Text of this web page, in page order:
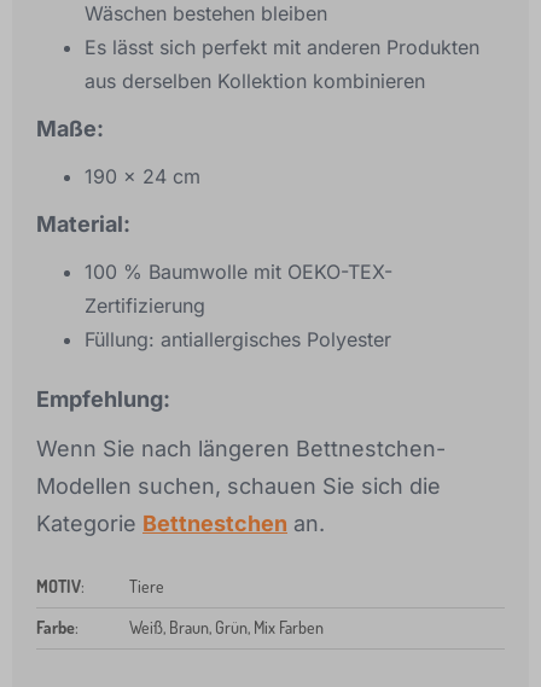
Wäschen bestehen bleiben
Es lässt sich perfekt mit anderen Produkten
aus derselben Kollektion kombinieren
Maße:
190 x 24 cm
Material:
100 % Baumwolle mit OEKO-TEX-
Zertifizierung
Füllung: antiallergisches Polyester
Empfehlung:
Wenn Sie nach längeren Bettnestchen-
Modellen suchen, schauen Sie sich die
Kategorie Bettnestchen an.
MOTIV:
Tiere
Farbe: Weiß, Braun, Grün, Mix Farben